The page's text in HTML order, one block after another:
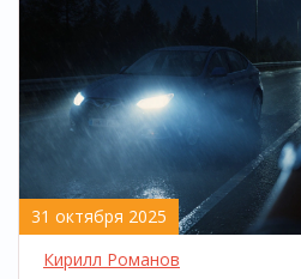
31 октября 2025
Кирилл Романов